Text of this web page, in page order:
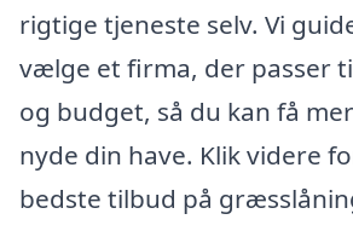
rigtige tjeneste selv. Vi
vælge et firma, der passer
og budget, så du kan få
nyde din have. Klik videre
bedste tilbud på